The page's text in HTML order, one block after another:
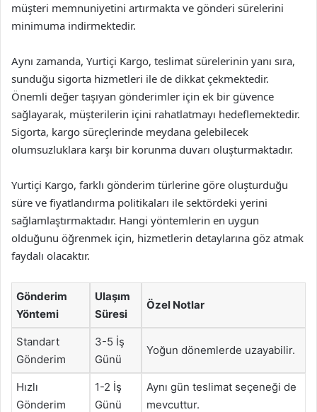
müşteri memnuniyetini artırmakta ve gönderi sürelerini
minimuma indirmektedir.
Aynı zamanda, Yurtiçi Kargo, teslimat sürelerinin yanı sıra,
sunduğu sigorta hizmetleri ile de dikkat çekmektedir.
Önemli değer taşıyan gönderimler için ek bir güvence
sağlayarak, müşterilerin içini rahatlatmayı hedeflemektedir.
Sigorta, kargo süreçlerinde meydana gelebilecek
olumsuzluklara karşı bir korunma duvarı oluşturmaktadır.
Yurtiçi Kargo, farklı gönderim türlerine göre oluşturduğu
süre ve fiyatlandırma politikaları ile sektördeki yerini
sağlamlaştırmaktadır. Hangi yöntemlerin en uygun
olduğunu öğrenmek için, hizmetlerin detaylarına göz atmak
faydalı olacaktır.
Gönderim
Yöntemi
Ulaşım
Süresi
Özel Notlar
Standart
Gönderim
3-5 İş
Günü
Yoğun dönemlerde uzayabilir.
Hızlı
Gönderim
1-2 İş
Günü
Aynı gün teslimat seçeneği de
mevcuttur.